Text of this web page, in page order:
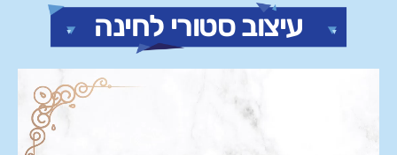
עיצוב סטורי לחינה